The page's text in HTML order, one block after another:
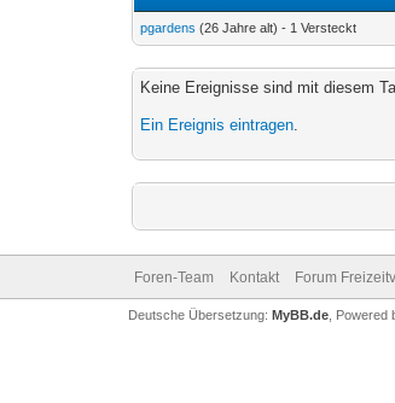
pgardens (26 Jahre alt) - 1 Versteckt
Keine Ereignisse sind mit diesem
Ein Ereignis eintragen.
Foren-Team Kontakt Forum
Deutsche Übersetzung: MyBB.de, Powered